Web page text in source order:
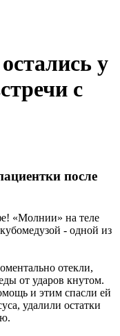
у
с
после
«Молнии» на теле
- одной из
отекли,
от ударов кнутом.
и этим спасли ей
удалили остатки